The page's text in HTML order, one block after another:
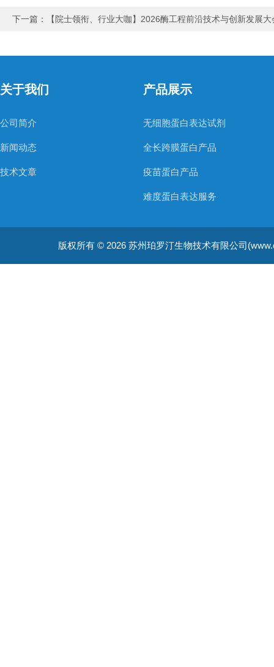
下一篇： 【院士领衔、行业大咖】2026酶工程前沿技术与创新发展大
关于我们
公司简介
新闻动态
技术文章
产品展示
无细胞蛋白表达试剂
全长跨膜蛋白产品
疫苗蛋白产品
难度蛋白表达服务
版权所有 © 2026 苏州珀罗汀生物技术有限公司